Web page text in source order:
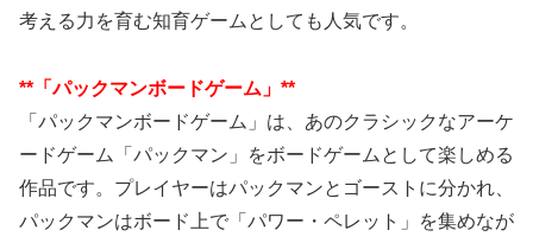
考える力を育む知育ゲームとしても人気です。
**「パックマンボードゲーム」**
「パックマンボードゲーム」は、あのクラシックなアーケ
ードゲーム「パックマン」をボードゲームとして楽しめる
作品です。プレイヤーはパックマンとゴーストに分かれ、
パックマンはボード上で「パワー・ペレット」を集めなが